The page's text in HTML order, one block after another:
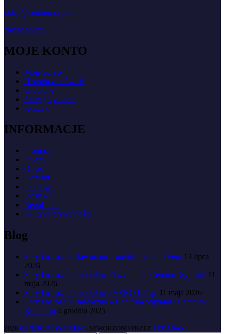
sklep@centrumsypialni.pl
Nasze salony
MOJE KONTO
Moje adresy
Historia zamówień
Ulubione
Szczegóły konta
Koszyk
INFORMACJE
Promocje
Salony
O nas
Kontakt
Płatności
Dostawa
Regulamin
Polityka prywatności
Blog
Sofy i narożniki Jaworzno – meble premium Vero 13 lipca
2026
Sofy i narożniki modułowe Trzebinia – Centrum Sypialni 11
maja 2026
Sofy i narożniki modułowe VERO Libiąż 11 maja 2026
Sofy i narożniki Jaworzno – Centrum Sypialni / Centrum
Komfortu 4 grudnia 2025
2026 CENTRUM SYPIALNI | STWORZONO PRZEZ PROADAX